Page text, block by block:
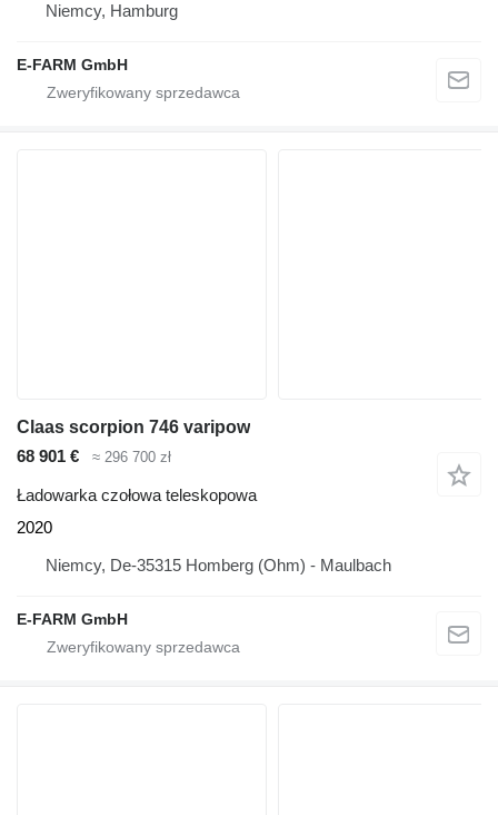
Niemcy, Hamburg
E-FARM GmbH
Claas scorpion 746 varipow
68 901 €
≈ 296 700 zł
Ładowarka czołowa teleskopowa
2020
Niemcy, De-35315 Homberg (Ohm) - Maulbach
E-FARM GmbH